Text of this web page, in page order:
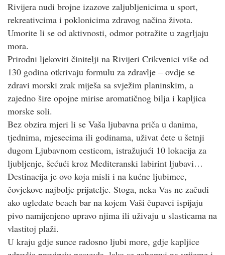
Rivijera nudi brojne izazove zaljubljenicima u sport,
rekreativcima i poklonicima zdravog načina života.
Umorite li se od aktivnosti, odmor potražite u zagrljaju
mora.
Prirodni ljekoviti činitelji na Rivijeri Crikvenici više od
130 godina otkrivaju formulu za zdravlje – ovdje se
zdravi morski zrak miješa sa svježim planinskim, a
zajedno šire opojne mirise aromatičnog bilja i kapljica
morske soli.
Bez obzira mjeri li se Vaša ljubavna priča u danima,
tjednima, mjesecima ili godinama, uživat ćete u šetnji
dugom Ljubavnom cesticom, istražujući 10 lokacija za
ljubljenje, šećući kroz Mediteranski labirint ljubavi…
Destinacija je ovo koja misli i na kućne ljubimce,
čovjekove najbolje prijatelje. Stoga, neka Vas ne začudi
ako ugledate beach bar na kojem Vaši čupavci ispijaju
pivo namijenjeno upravo njima ili uživaju u slasticama na
vlastitoj plaži.
U kraju gdje sunce radosno ljubi more, gdje kapljice